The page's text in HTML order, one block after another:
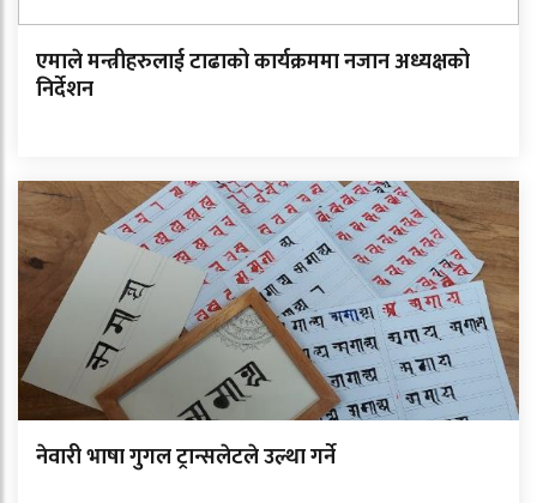
एमाले मन्त्रीहरुलाई टाढाको कार्यक्रममा नजान अध्यक्षको
निर्देशन
नेवारी भाषा गुगल ट्रान्सलेटले उल्था गर्ने